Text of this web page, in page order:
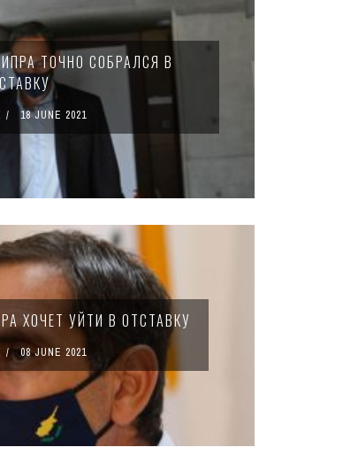
ТОЧНО СОБРАЛСЯ В
18 JUNE 2021
ХОЧЕТ УЙТИ В ОТСТАВКУ
08 JUNE 2021